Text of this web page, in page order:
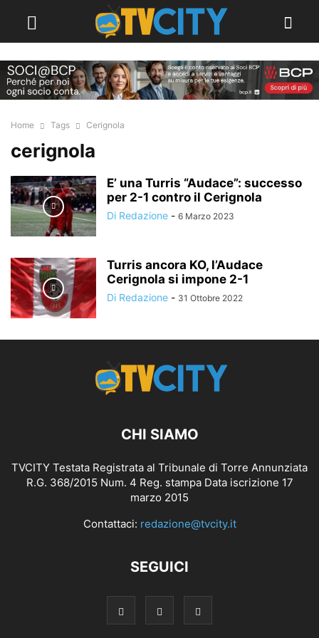
Home Tags Cerignola
cerignola
E’ una Turris “Audace”: successo
per 2-1 contro il Cerignola
Di Redazione - 6 Marzo 2023
Turris ancora KO, l’Audace
Cerignola si impone 2-1
Di Redazione - 31 Ottobre 2022
CHI SIAMO
TVCITY Testata Registrata al Tribunale di Torre Annunziata
R.G. 368/2015 Num. 4 Reg. stampa Data iscrizione 17
marzo 2015
Contattaci: redazione@tvcity.it
SEGUICI